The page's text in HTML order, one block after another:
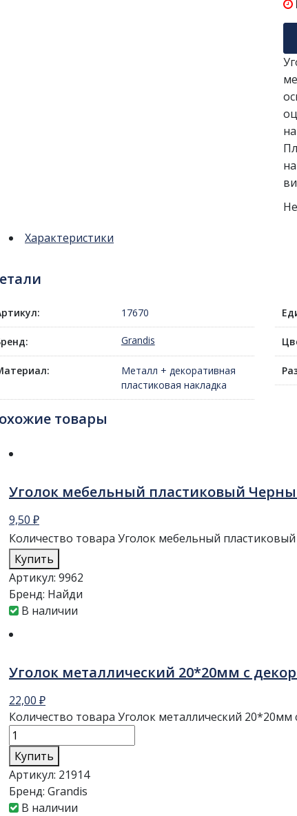
Характеристики
17670
Grandis
Металл + декоративная
пластиковая накладка
товары
Уголок мебельный пластиковый
9,50 ₽
Количество товара Уголок мебельный
Купить
Артикул: 9962
Бренд: Найди
В наличии
Уголок металлический 20*20мм с
22,00 ₽
Количество товара Уголок металлический
Купить
Артикул: 21914
Бренд: Grandis
В наличии